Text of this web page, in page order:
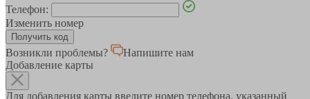
Телефон:
Изменить номер
Возникли проблемы?
Напишите нам
Добавление карты
Для добавления карты введите номер телефона, указанный